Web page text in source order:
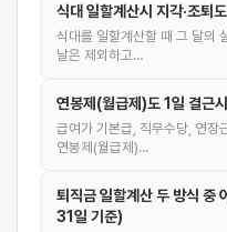
식대 일할계산시 지각·조퇴
식대를 일할계산할 때 그 달의
날은 제외하고…
연봉제(월급제)도 1일 결근
급여가 기본급, 직무수당, 연장
연봉제(월급제)…
퇴직금 일할계산 두 방식
31일 기준)